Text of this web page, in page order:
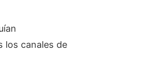
los canales de